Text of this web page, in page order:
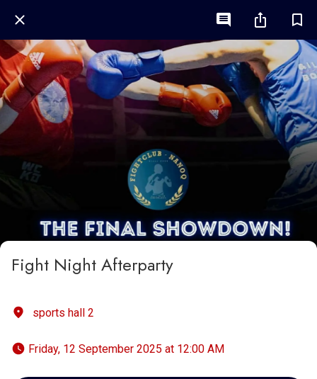
Fight Night Afterparty
sports hall 2
Friday, 12 September 2025 at 12:00 AM